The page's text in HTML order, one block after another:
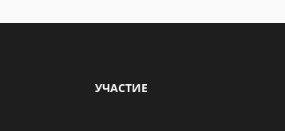
УЧАСТИЕ